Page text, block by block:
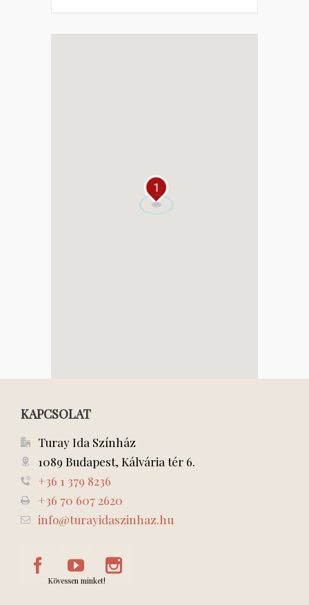
1
KAPCSOLAT
Turay Ida Színház
1089 Budapest, Kálvária tér 6.
+36 1 379 8236
+36 70 607 2620
info@turayidaszinhaz.hu
Kövessen minket!